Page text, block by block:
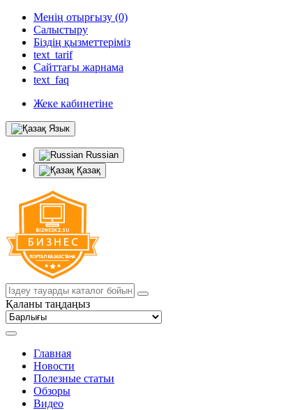
Менің отырғызу (0)
Салыстыру
Біздің қызметтеріміз
text_tarif
Сайттағы жарнама
text_faq
Жеке кабинетіне
Язык
Russian
Қазақ
Қаланы таңдаңыз
Главная
Новости
Полезные статьи
Обзоры
Видео